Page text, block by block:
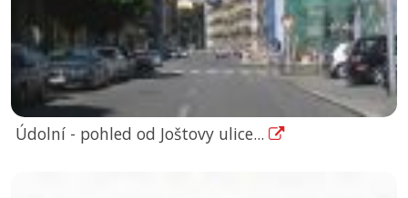
Údolní - pohled od Joštovy ulice...